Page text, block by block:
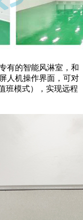
有的智能风淋室，和
人机操作界面，可对
班模式），实现远程